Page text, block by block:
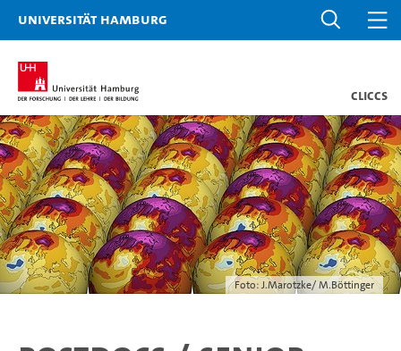
Universität Hamburg
CLICCS
Foto: J.Marotzke/ M.Böttinger